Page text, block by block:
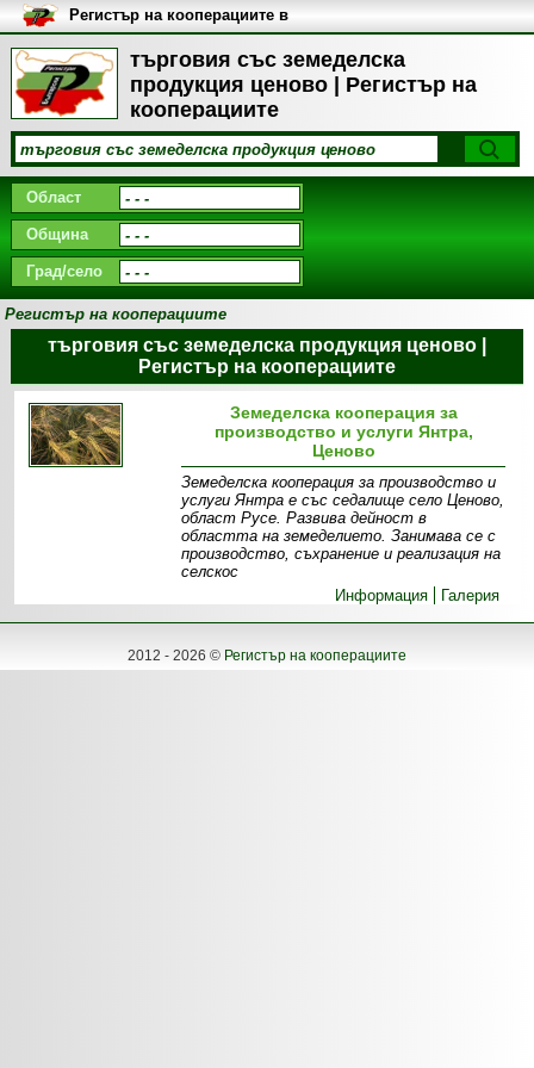
търговия със земеделска
продукция ценово | Регистър на
кооперациите
Регистър на кооперациите в
България
Област
Община
Град/село
Регистър на кооперациите
търговия със земеделска продукция ценово |
Регистър на кооперациите
Земеделска кооперация за
производство и услуги Янтра,
Ценово
Земеделска кооперация за производство и
услуги Янтра е със седалище село Ценово,
област Русе. Развива дейност в
областта на земеделието. Занимава се с
производство, съхранение и реализация на
селскос
Информация
Галерия
2012 - 2026 © Регистър на кооперациите